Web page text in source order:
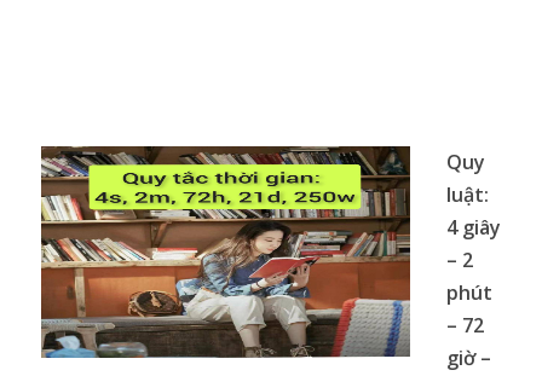
Quy
luật:
4 giây
– 2
phút
– 72
giờ –